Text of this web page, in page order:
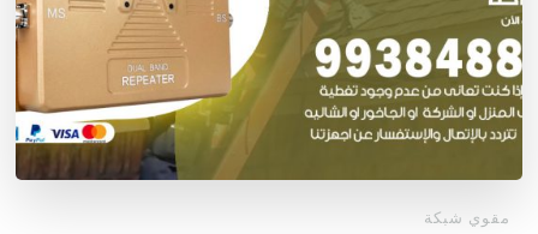
مقوي شبكة